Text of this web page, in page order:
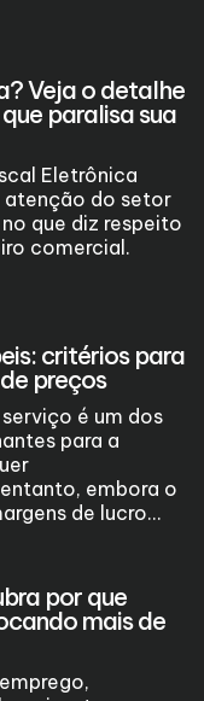
Veja o detalhe
paralisa sua
Eletrônica
atenção do setor
que diz respeito
comercial.
critérios para
preços
é um dos
para a
embora o
de lucro...
por que
mais de